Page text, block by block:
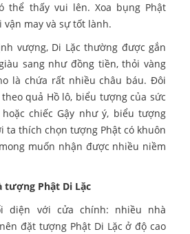
thể thấy vui lên. Xoa bụng Phật
may và sự tốt lành.
vượng, Di Lặc thường được gắn
sang như đồng tiền, thỏi vàng
là chứa rất nhiều châu báu. Đôi
quả Hồ lô, biểu tượng của sức
chiếc Gậy như ý, biểu tượng
ta thích chọn tượng Phật có khuôn
muốn nhận được nhiều niềm
tượng Phật Di Lặc
diện với cửa chính: nhiều nhà
đặt tượng Phật Di Lặc ở độ cao